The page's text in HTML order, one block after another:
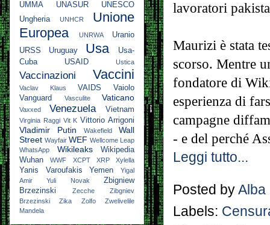
lavoratori
Maurizi è stata
scorso. Mentre
fondatore di
esperienza di
campagne
- e del perché
Leggi tutto...
Posted by Alba
Labels:
UMMA UNASUR
UNESCO
Ungheria
UNHCR
Unione
Europea
UNRWA
Uranio
URSS
Uruguay Usa
Usa-
Cuba
USAID Ustica
Vaccinazioni Vaccini
Vaclav Klaus VAIDS
Vaiolo
Vanguard
Vasculite Vaticano
Vaxxed Venezuela Vietnam
Virginia Raggi Vit K Vittorio Arrigoni
Vladimir Putin Wakefield
Wall
Street Wayfair WEF Wellcome Leap
WhatsApp
Wikileaks
Wikipedia
Wuhan
WWF XCPT XRP Xylella
Yanis Varoufakis Yemen
Yigal
Amir
Yuli Novak
Zbigniew
Brzezinski
Zecche
Zibgniev
Brzezinski
Zika Zolfo
Zwelivelile
Mandela